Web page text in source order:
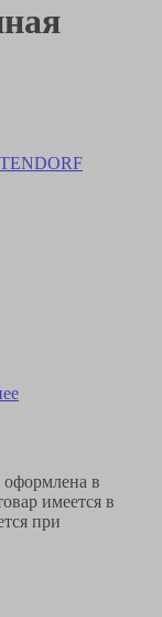
оформлена в
имеется в
при